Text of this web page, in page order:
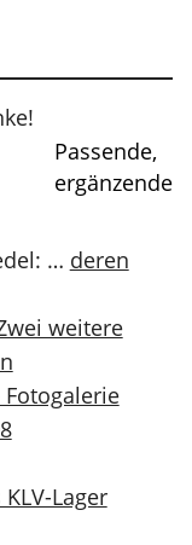
Passende,
ergänzende
… deren
weitere
Fotogalerie
KLV-Lager